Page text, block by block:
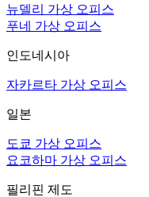
뉴델리 가상 오피스
푸네 가상 오피스
인도네시아
자카르타 가상 오피스
일본
도쿄 가상 오피스
요코하마 가상 오피스
필리핀 제도